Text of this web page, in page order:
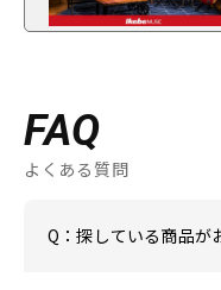
FAQ
よくある質問
Q：探している商品が